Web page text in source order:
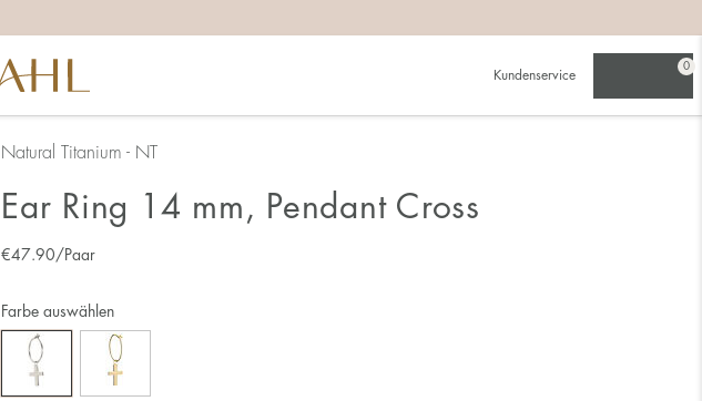
Kundenservice
0
Natural Titanium - NT
Ear Ring 14 mm, Pendant Cross
€47.90/Paar
Farbe auswählen